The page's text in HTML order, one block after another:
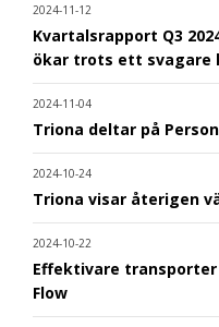
2024-11-12
Kvartalsrapport Q3
ökar trots ett svagare
2024-11-04
Triona deltar på
2024-10-24
Triona visar återigen
2024-10-22
Effektivare transporter
Flow